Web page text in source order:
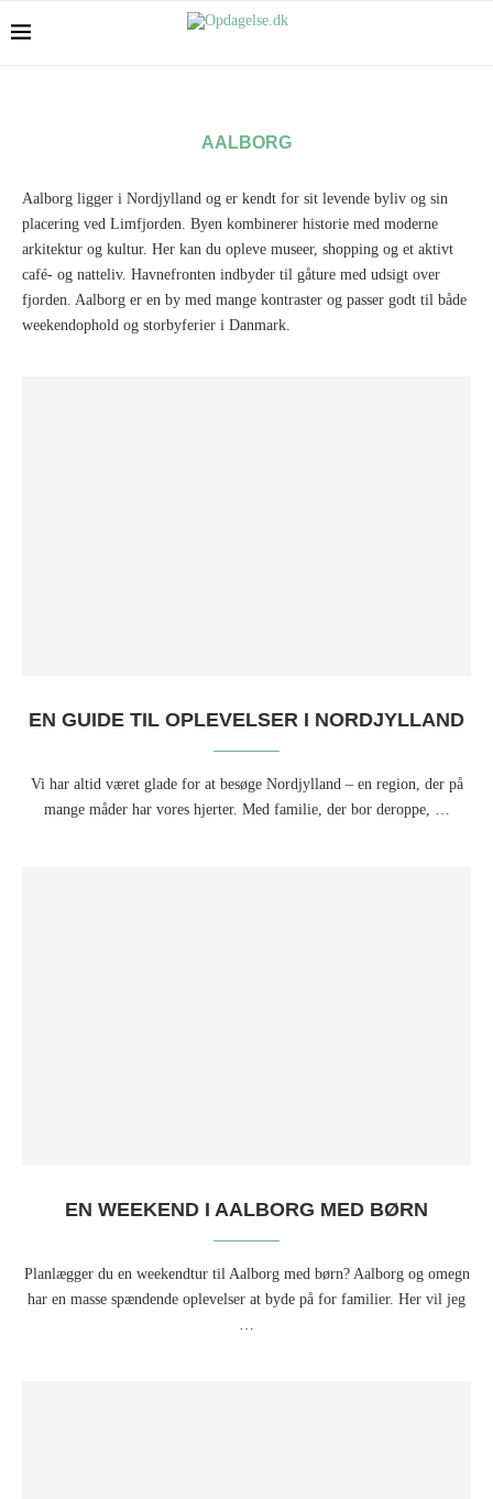
AALBORG
Aalborg ligger i Nordjylland og er kendt for sit levende byliv og sin
placering ved Limfjorden. Byen kombinerer historie med moderne
arkitektur og kultur. Her kan du opleve museer, shopping og et aktivt
café- og natteliv. Havnefronten indbyder til gåture med udsigt over
fjorden. Aalborg er en by med mange kontraster og passer godt til både
weekendophold og storbyferier i Danmark.
EN GUIDE TIL OPLEVELSER I NORDJYLLAND
Vi har altid været glade for at besøge Nordjylland – en region, der på
mange måder har vores hjerter. Med familie, der bor deroppe, …
EN WEEKEND I AALBORG MED BØRN
Planlægger du en weekendtur til Aalborg med børn? Aalborg og omegn
har en masse spændende oplevelser at byde på for familier. Her vil jeg
…